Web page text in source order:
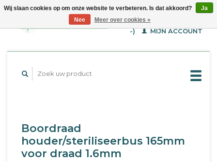
WINKELWAGEN (€--,-
-)
MIJN ACCOUNT
Boordraad
houder/steriliseerbus 165mm
voor draad 1.6mm
Wij slaan cookies op om onze website te verbeteren. Is dat akkoord?
Ja
Nee
Meer over cookies »